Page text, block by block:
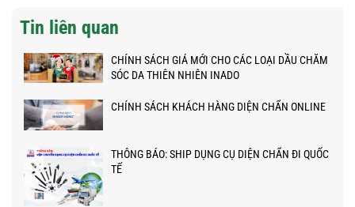
Tin liên quan
CHÍNH SÁCH GIÁ MỚI CHO CÁC LOẠI DẦU CHĂM
SÓC DA THIÊN NHIÊN INADO
CHÍNH SÁCH KHÁCH HÀNG DIỆN CHẨN ONLINE
THÔNG BÁO: SHIP DỤNG CỤ DIỆN CHẨN ĐI QUỐC
TẾ